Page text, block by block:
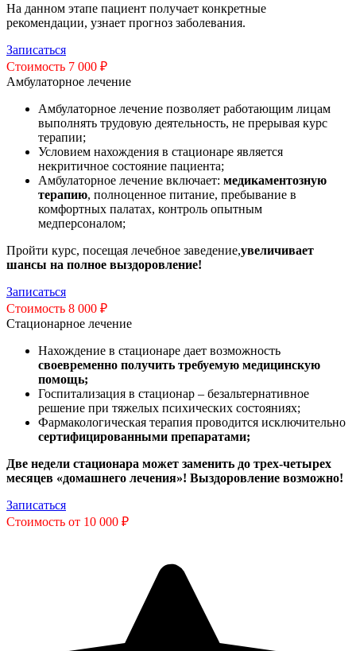
На данном этапе пациент получает конкретные
рекомендации, узнает прогноз заболевания.
Записаться
Стоимость 7 000 ₽
Амбулаторное лечение
Амбулаторное лечение позволяет работающим лицам
выполнять трудовую деятельность, не прерывая курс
терапии;
Условием нахождения в стационаре является
некритичное состояние пациента;
Амбулаторное лечение включает: медикаментозную
терапию, полноценное питание, пребывание в
комфортных палатах, контроль опытным
медперсоналом;
Пройти курс, посещая лечебное заведение,увеличивает
шансы на полное выздоровление!
Записаться
Стоимость 8 000 ₽
Стационарное лечение
Нахождение в стационаре дает возможность
своевременно получить требуемую медицинскую
помощь;
Госпитализация в стационар – безальтернативное
решение при тяжелых психических состояниях;
Фармакологическая терапия проводится исключительно
сертифицированными препаратами;
Две недели стационара может заменить до трех-четырех
месяцев «домашнего лечения»! Выздоровление возможно!
Записаться
Стоимость от 10 000 ₽